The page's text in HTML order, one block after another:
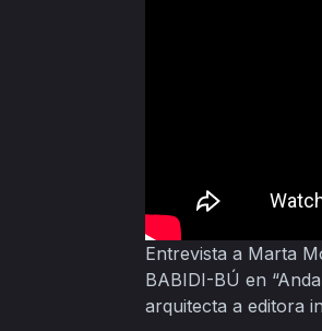
Entrevista a Marta
BABIDI-BÚ en
arquitecta a editora